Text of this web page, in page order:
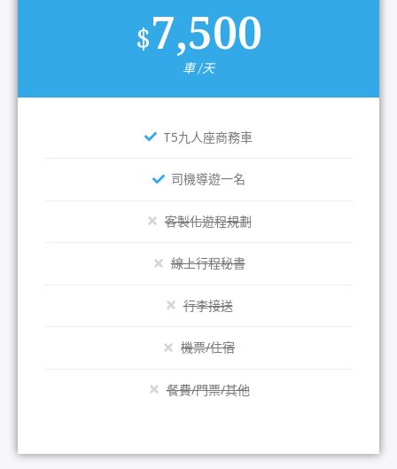
$7,500
車 /天
T5九人座商務車
司機導遊一名
客製化遊程規劃
線上行程秘書
行李接送
機票/住宿
餐費/門票/其他